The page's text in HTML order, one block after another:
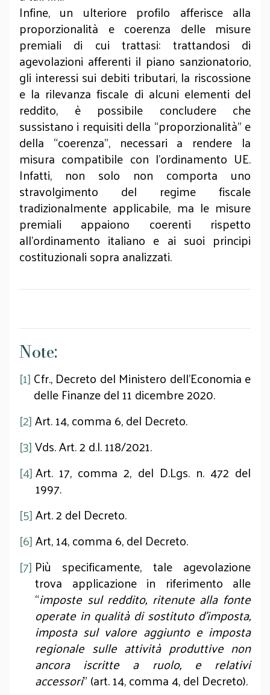
Infine, un ulteriore profilo afferisce alla
proporzionalità e coerenza delle misure
premiali di cui trattasi: trattandosi di
agevolazioni afferenti il piano sanzionatorio,
gli interessi sui debiti tributari, la riscossione
e la rilevanza fiscale di alcuni elementi del
reddito, è possibile concludere che
sussistano i requisiti della “proporzionalità” e
della “coerenza”, necessari a rendere la
misura compatibile con l’ordinamento UE.
Infatti, non solo non comporta uno
stravolgimento del regime fiscale
tradizionalmente applicabile, ma le misure
premiali appaiono coerenti rispetto
all’ordinamento italiano e ai suoi principi
costituzionali sopra analizzati.
Note:
[1]Cfr., Decreto del Ministero dell’Economia e
delle Finanze del 11 dicembre 2020.
[2]Art. 14, comma 6, del Decreto.
[3]Vds. Art. 2 d.l. 118/2021.
[4]Art. 17, comma 2, del D.Lgs. n. 472 del
1997.
[5]Art. 2 del Decreto.
[6]Art, 14, comma 6, del Decreto.
[7] Più specificamente, tale agevolazione
trova applicazione in riferimento alle
“imposte sul reddito, ritenute alla fonte
operate in qualità di sostituto d’imposta,
imposta sul valore aggiunto e imposta
regionale sulle attività produttive non
ancora iscritte a ruolo, e relativi
accessori” (art. 14, comma 4, del Decreto).